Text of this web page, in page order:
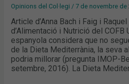
Opinions del Col·legi / 7 de novembre de
Article d’Anna Bach i Faig i
d’Alimentació i Nutrició del COFB
espanyola considera que no
de la Dieta Mediterrània, la seva
podria millorar (pregunta IMOP-
setembre, 2016). La Dieta